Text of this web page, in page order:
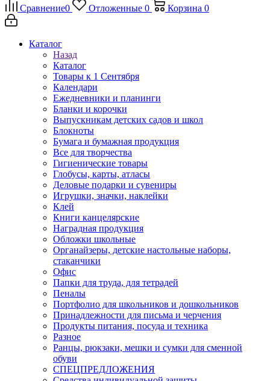
Сравнение0 Отложенные 0 Корзина 0
Каталог
Назад
Каталог
Товары к 1 Сентября
Календари
Ежедневники и планинги
Бланки и корочки
Выпускникам детских садов и школ
Блокноты
Бумага и бумажная продукция
Все для творчества
Гигиенические товары
Глобусы, карты, атласы
Деловые подарки и сувениры
Игрушки, значки, наклейки
Клей
Книги канцелярские
Наградная продукция
Обложки школьные
Органайзеры, детские настольные наборы,
стаканчики
Офис
Папки для труда, для тетрадей
Пеналы
Портфолио для школьников и дошкольников
Принадлежности для письма и черчения
Продукты питания, посуда и техника
Разное
Ранцы, рюкзаки, мешки и сумки для сменной
обуви
СПЕЦПРЕДЛОЖЕНИЯ